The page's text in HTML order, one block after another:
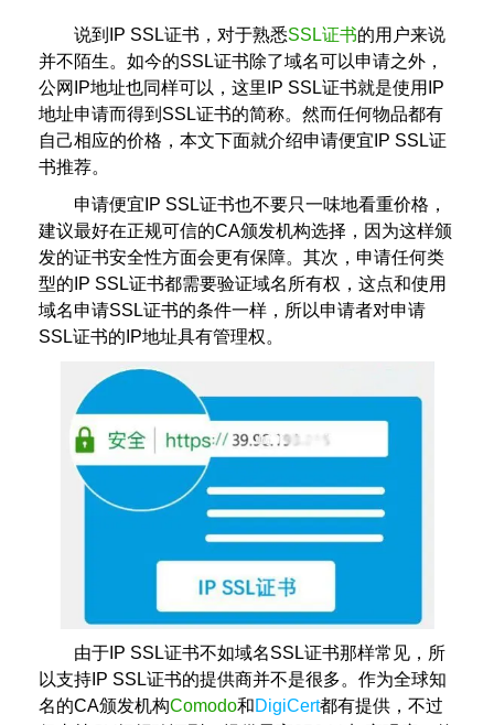
说到IP SSL证书，对于熟悉SSL证书的用户来说
并不陌生。如今的SSL证书除了域名可以申请之外，
公网IP地址也同样可以，这里IP SSL证书就是使用IP
地址申请而得到SSL证书的简称。然而任何物品都有
自己相应的价格，本文下面就介绍申请便宜IP SSL证
书推荐。
申请便宜IP SSL证书也不要只一味地看重价格，
建议最好在正规可信的CA颁发机构选择，因为这样颁
发的证书安全性方面会更有保障。其次，申请任何类
型的IP SSL证书都需要验证域名所有权，这点和使用
域名申请SSL证书的条件一样，所以申请者对申请
SSL证书的IP地址具有管理权。
由于IP SSL证书不如域名SSL证书那样常见，所
以支持IP SSL证书的提供商并不是很多。作为全球知
名的CA颁发机构Comodo和DigiCert都有提供，不过